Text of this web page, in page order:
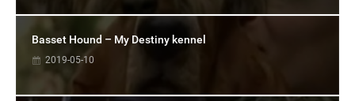
Basset Hound – My Destiny kennel
2019-05-10